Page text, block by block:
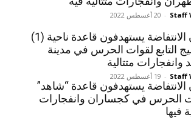
Staff
- 20 أغسطس 2022
شبان الانتفاضة يستهدفون قاعدة ناحية (1)
التابع لقوات الحرس في مدينة
متتالية
Staff
- 19 أغسطس 2022
الانتفاضة يستهدفون قاعدة “شاهد”
الحرس في كجساران وانفجارات
فيها